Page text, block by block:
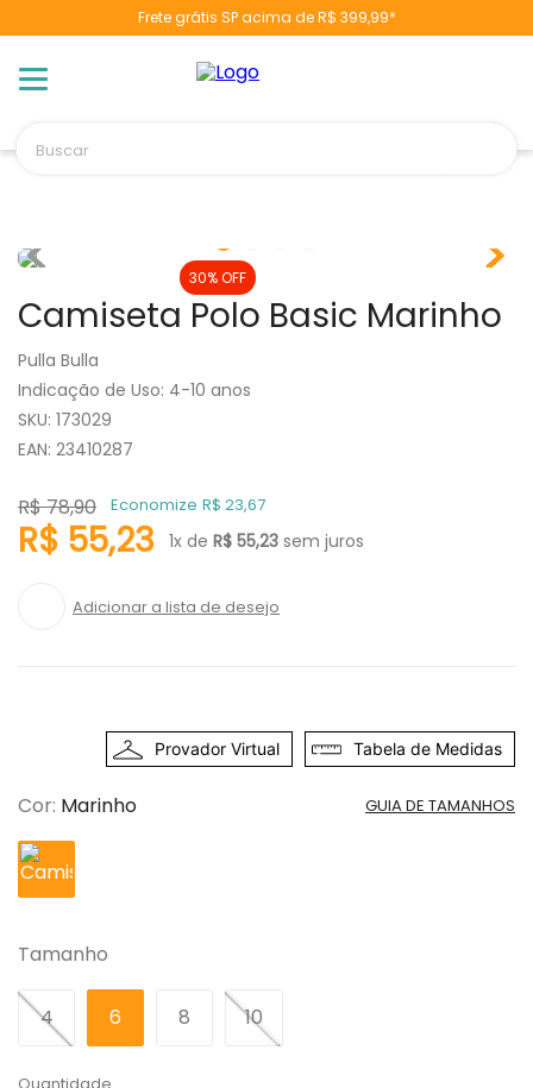
Frete grátis SP acima de R$ 399,99*
30%OFF
Camiseta Polo Basic Marinho
Pulla Bulla
Indicação de Uso: 4-10 anos
: 173029
EAN: 23410287
R$78,90 Economize R$ 23,67
R$ 55,23 1x de R$ 55,23 sem juros
Provador Virtual Tabela de Medidas
GUIA DE TAMANHOS
Cor: Marinho
Tamanho
4 6 8 10
TERMOS MAIS BUSCADOS
º
toalha banho
6º
7º
pulla bulla
8 º
poltrona
9º
cobertor manta